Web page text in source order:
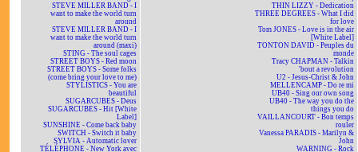
STEVE MILLER BAND - I
want to make the world turn
around
STEVE MILLER BAND - I
want to make the world turn
around (maxi)
STING - The soul cages
STREET BOYS - Red moon
STREET BOYS - Some folks
(come bring your love to me)
STYLISTICS - You are
beautiful
SUGARCUBES - Deus
SUGARCUBES - Hit [White
Label]
SUNSHINE - Come back baby
SWITCH - Switch it baby
SYLVIA - Automatic lover
TÉLÉPHONE - New York avec
THIN LIZZY - Dedication
THREE DEGREES - What I did
for love
Tom JONES - Love is in the air
[White Label]
TONTON DAVID - Peuples du
monde
Tracy CHAPMAN - Talkin
'bout a revolution
U2 - Jesus-Christ & John
MELLENCAMP - Do re mi
UB40 - Sing our own song
UB40 - The way you do the
things you do
VAILLANCOURT - Bon temps
rouler
Vanessa PARADIS - Marilyn &
John
WARNING - Rock